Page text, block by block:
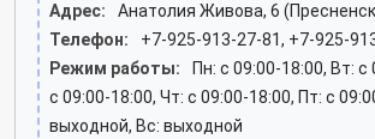
Адрес:
Анатолия Живова, 6
Телефон:
+7-925-913-27-81, +7-925-
Режим работы:
Пн: c 09:00-18:00, Вт: c
c 09:00-18:00, Чт: c 09:00-18:00, Пт: c
выходной, Вс: выходной